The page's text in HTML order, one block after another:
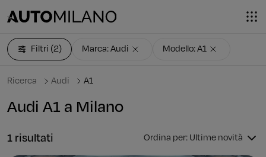
Ricerca Audi A1
Audi A1 a Milano
Filtri (2) Marca: Audi Modello: A1
1 risultati Ordina per: Ultime novità